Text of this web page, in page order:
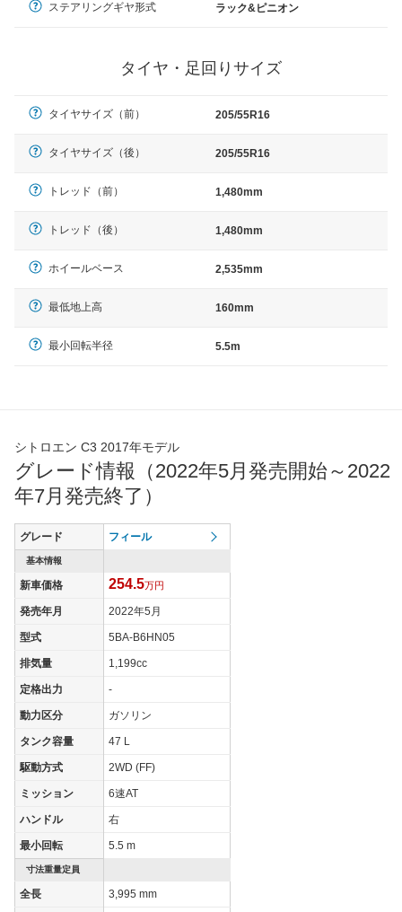
ステアリングギヤ形式 ラック&ピニオン
タイヤ・足回りサイズ
タイヤサイズ（前） 205/55R16
タイヤサイズ（後） 205/55R16
トレッド（前） 1,480mm
トレッド（後） 1,480mm
ホイールベース 2,535mm
最低地上高 160mm
最小回転半径 5.5m
シトロエン C3 2017年モデル
グレード情報（2022年5月発売開始～2022
年7月発売終了）
グレード フィール
基本情報
新車価格 254.5万円
発売年月 2022年5月
型式 5BA-B6HN05
排気量 1,199cc
定格出力 -
動力区分 ガソリン
タンク容量 47 L
駆動方式 2WD (FF)
ミッション 6速AT
ハンドル 右
最小回転 5.5 m
寸法重量定員
全長 3,995 mm